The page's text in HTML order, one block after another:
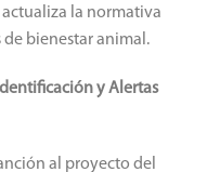
la normativa
bienestar animal.
y Alertas
al proyecto del